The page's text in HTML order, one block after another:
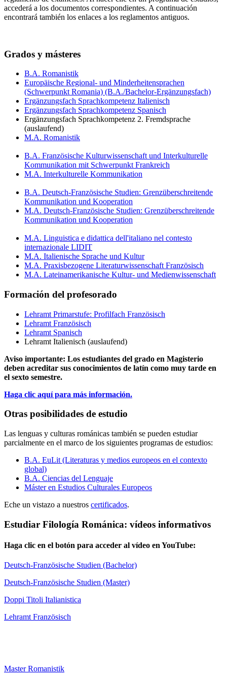
accederá a los documentos correspondientes. A continuación
encontrará también los enlaces a los reglamentos antiguos.
Grados y másteres
B.A. Romanistik
Europäische Regional- und Minderheitensprachen
(Schwerpunkt Romania) (B.A./Bachelor-Ergänzungsfach)
Ergänzungsfach Sprachkompetenz Italienisch
Ergänzungsfach Sprachkompetenz Spanisch
Ergänzungsfach Sprachkompetenz 2. Fremdsprache
(auslaufend)
M.A. Romanistik
B.A. Französische Kulturwissenschaft und Interkulturelle
Kommunikation mit Schwerpunkt Frankreich
M.A. Interkulturelle Kommunikation
B.A. Deutsch-Französische Studien: Grenzüberschreitende
Kommunikation und Kooperation
M.A. Deutsch-Französische Studien: Grenzüberschreitende
Kommunikation und Kooperation
M.A. Linguistica e didattica dell'italiano nel contesto
internazionale LIDIT
M.A. Italienische Sprache und Kultur
M.A. Praxisbezogene Literaturwissenschaft Französisch
M.A. Lateinamerikanische Kultur- und Medienwissenschaft
Formación del profesorado
Lehramt Primarstufe: Profilfach Französisch
Lehramt Französisch
Lehramt Spanisch
Lehramt Italienisch (auslaufend)
Aviso importante: Los estudiantes del grado en Magisterio
deben acreditar sus conocimientos de latín como muy tarde en
el sexto semestre.
Haga clic aquí para más información.
Otras posibilidades de estudio
Las lenguas y culturas románicas también se pueden estudiar
parcialmente en el marco de los siguientes programas de estudios:
B.A. EuLit (Literaturas y medios europeos en el contexto
global)
B.A. Ciencias del Lenguaje
Máster en Estudios Culturales Europeos
Eche un vistazo a nuestros certificados.
Estudiar Filología Románica: vídeos informativos
Haga clic en el botón para acceder al vídeo en YouTube:
Deutsch-Französische Studien (Bachelor)
Deutsch-Französische Studien (Master)
Doppi Titoli Italianistica
Lehramt Französisch
Master Romanistik